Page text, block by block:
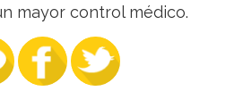
mayor control médico.